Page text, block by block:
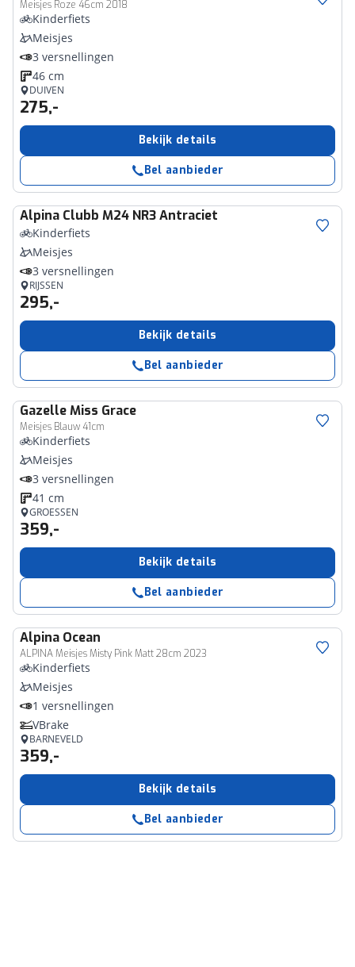
Meisjes Roze 46cm 2018
Kinderfiets
Meisjes
3 versnellingen
46 cm
DUIVEN
275,-
Bekijk details
Bel aanbieder
Alpina Clubb M24 NR3 Antraciet
Kinderfiets
Meisjes
3 versnellingen
RIJSSEN
295,-
Bekijk details
Bel aanbieder
GazelleMiss Grace
Meisjes Blauw 41cm
Kinderfiets
Meisjes
3 versnellingen
41 cm
GROESSEN
359,-
Bekijk details
Bel aanbieder
Alpina Ocean
ALPINA Meisjes Misty Pink Matt 28cm 2023
Kinderfiets
Meisjes
1 versnellingen
VBrake
BARNEVELD
359,-
Bekijk details
Bel aanbieder